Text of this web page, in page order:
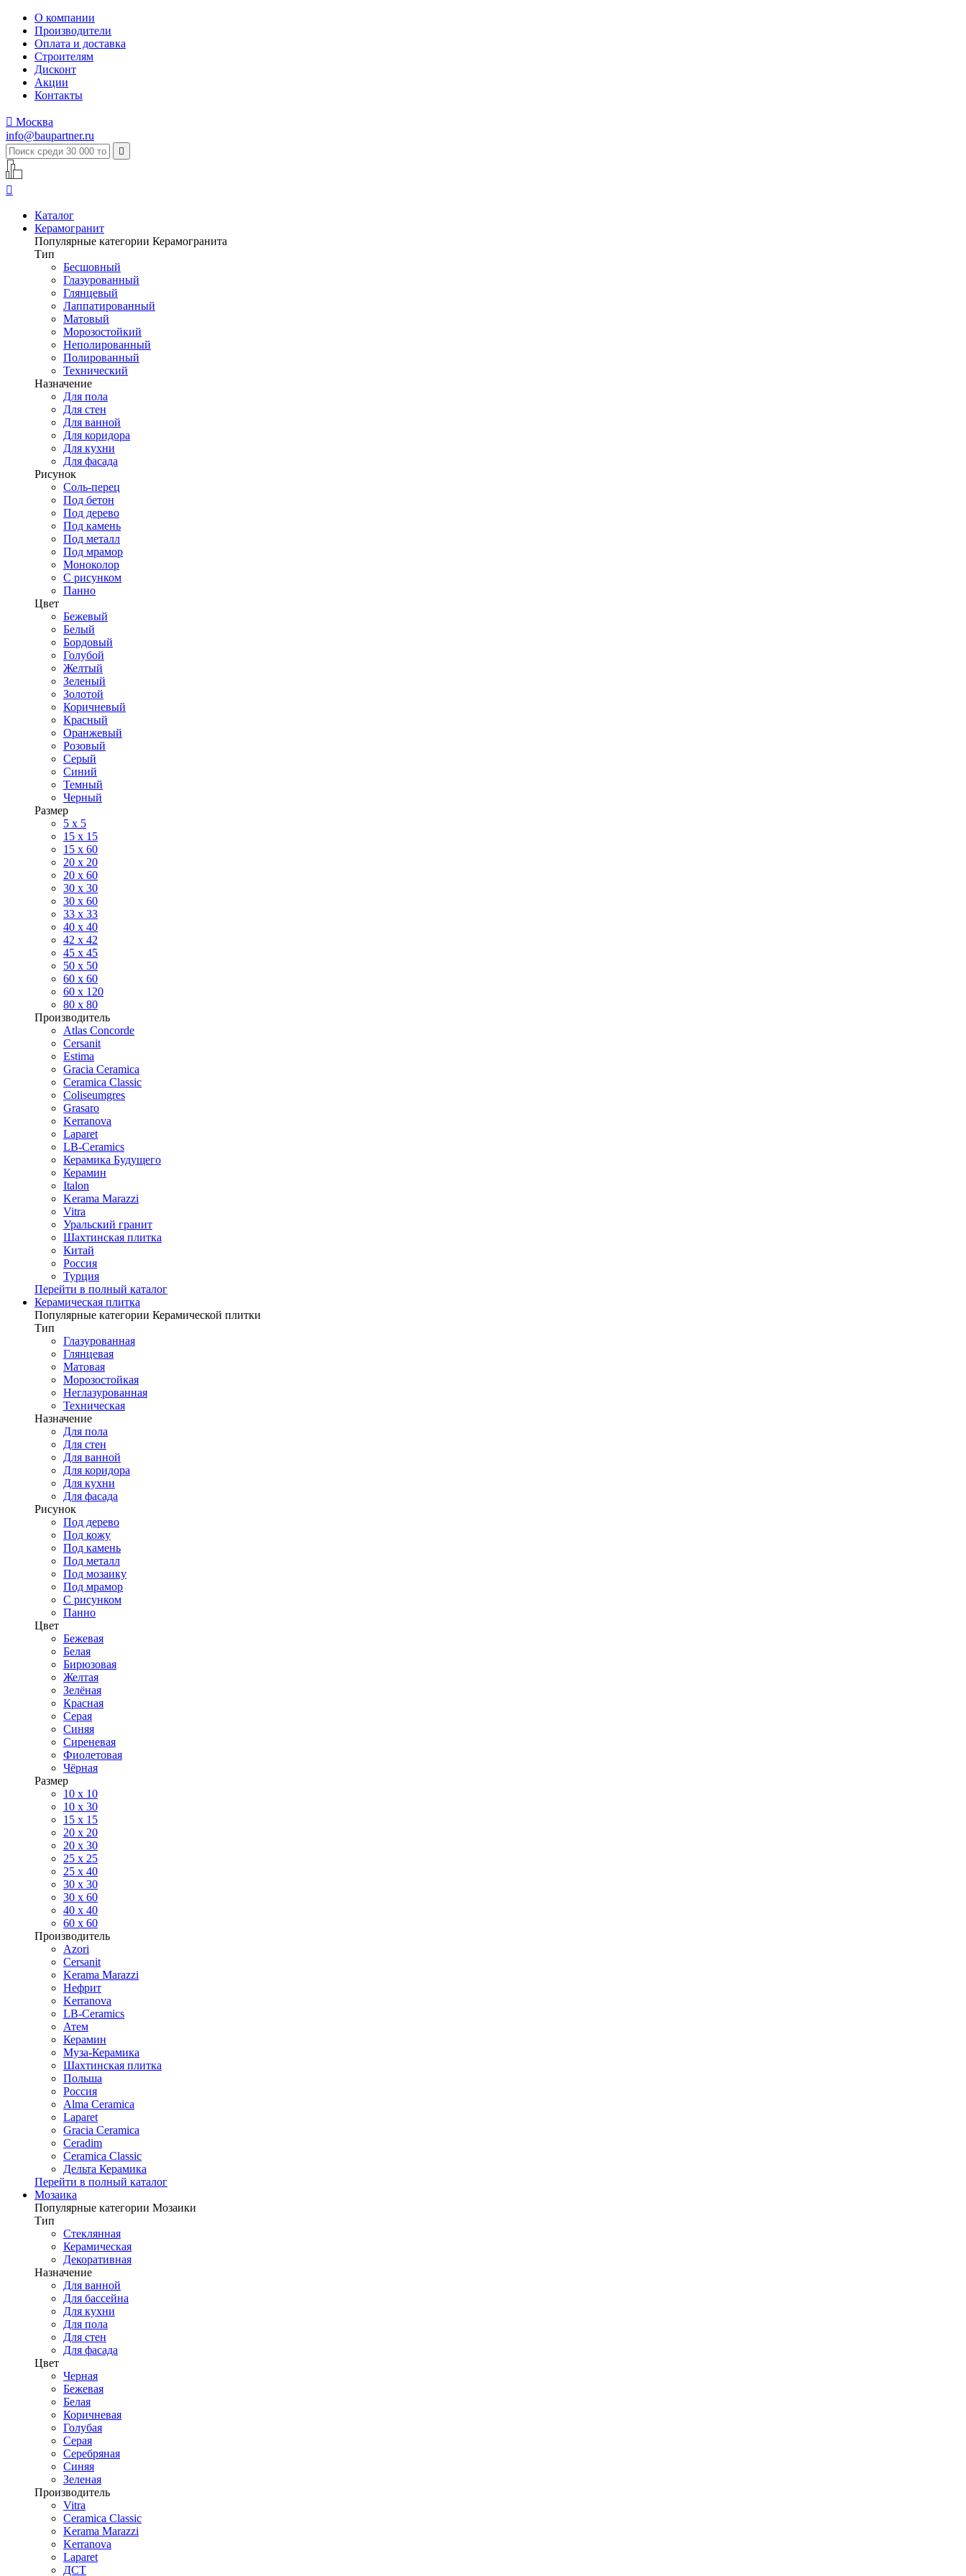
О компании
Производители
Оплата и доставка
Строителям
Дисконт
Акции
Контакты
 Москва
info@baupartner.ru


Каталог
Керамогранит
Популярные категории Керамогранита
Тип
Бесшовный
Глазурованный
Глянцевый
Лаппатированный
Матовый
Морозостойкий
Неполированный
Полированный
Технический
Назначение
Для пола
Для стен
Для ванной
Для коридора
Для кухни
Для фасада
Рисунок
Соль-перец
Под бетон
Под дерево
Под камень
Под металл
Под мрамор
Моноколор
С рисунком
Панно
Цвет
Бежевый
Белый
Бордовый
Голубой
Желтый
Зеленый
Золотой
Коричневый
Красный
Оранжевый
Розовый
Серый
Синий
Темный
Черный
Размер
5 x 5
15 x 15
15 x 60
20 х 20
20 x 60
30 х 30
30 x 60
33 x 33
40 х 40
42 x 42
45 x 45
50 x 50
60 х 60
60 x 120
80 x 80
Производитель
Atlas Concorde
Cersanit
Estima
Gracia Ceramica
Ceramica Classic
Coliseumgres
Grasaro
Kerranova
Laparet
LB-Ceramics
Керамика Будущего
Керамин
Italon
Kerama Marazzi
Vitra
Уральский гранит
Шахтинская плитка
Китай
Россия
Турция
Перейти в полный каталог
Керамическая плитка
Популярные категории Керамической плитки
Тип
Глазурованная
Глянцевая
Матовая
Морозостойкая
Неглазурованная
Техническая
Назначение
Для пола
Для стен
Для ванной
Для коридора
Для кухни
Для фасада
Рисунок
Под дерево
Под кожу
Под камень
Под металл
Под мозаику
Под мрамор
С рисунком
Панно
Цвет
Бежевая
Белая
Бирюзовая
Желтая
Зелёная
Красная
Серая
Синяя
Сиреневая
Фиолетовая
Чёрная
Размер
10 х 10
10 x 30
15 x 15
20 х 20
20 x 30
25 x 25
25 x 40
30 x 30
30 х 60
40 х 40
60 х 60
Производитель
Azori
Cersanit
Kerama Marazzi
Нефрит
Kerranova
LB-Ceramics
Атем
Керамин
Муза-Керамика
Шахтинская плитка
Польша
Россия
Alma Ceramica
Laparet
Gracia Ceramica
Ceradim
Ceramica Classic
Дельта Керамика
Перейти в полный каталог
Мозаика
Популярные категории Мозаики
Тип
Стеклянная
Керамическая
Декоративная
Назначение
Для ванной
Для бассейна
Для кухни
Для пола
Для стен
Для фасада
Цвет
Черная
Бежевая
Белая
Коричневая
Голубая
Серая
Серебряная
Синяя
Зеленая
Производитель
Vitra
Ceramica Classic
Kerama Marazzi
Kerranova
Laparet
ДСТ